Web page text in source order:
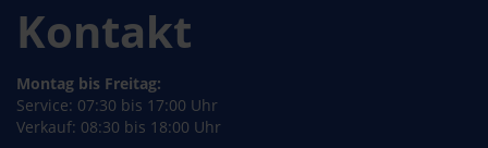
Kontakt
Montag bis Freitag:
Service: 07:30 bis 17:00 Uhr
Verkauf: 08:30 bis 18:00 Uhr